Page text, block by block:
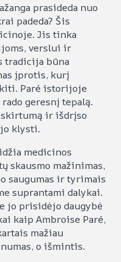
prasideda nuo
padeda? Šis
Jis tinka
verslui ir
tradicija būna
įprotis, kurį
Paré istorijoje
geresnį tepalą.
skirtumą ir išdrįso
klysti.
medicinos
skausmo mažinimas,
saugumas ir tyrimais
suprantami dalykai.
jo prisidėjo daugybė
kaip Ambroise Paré,
mažiau
o išmintis.